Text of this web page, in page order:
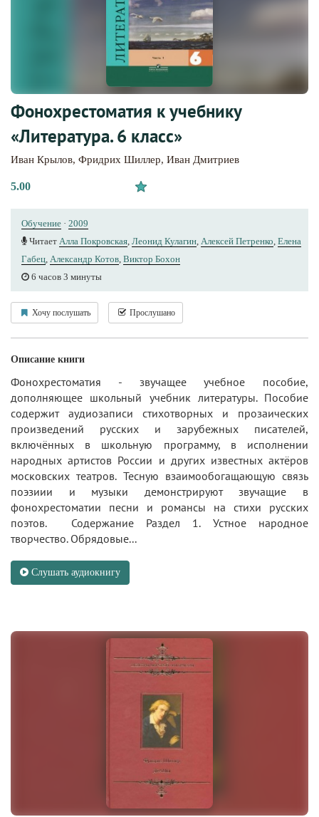
Фонохрестоматия к учебнику
«Литература. 6 класс»
Иван Крылов, Фридрих Шиллер, Иван Дмитриев
5.00
Обучение · 2009
Читает Алла Покровская Леонид Кулагин Алексей Петренко Елена
Габец Александр Котов Виктор Бохон
6 часов 3 минуты
Хочу послушать Прослушано
Описание книги
Фонохрестоматия - звучащее учебное пособие,
дополняющее школьный учебник литературы. Пособие
содержит аудиозаписи стихотворных и прозаических
произведений русских и зарубежных писателей,
включённых в школьную программу, в исполнении
народных артистов России и других известных актёров
московских театров. Тесную взаимообогащающую связь
поэзиии и музыки демонстрируют звучащие в
фонохрестоматии песни и романсы на стихи русских
поэтов. Содержание Раздел 1. Устное народное
творчество. Обрядовые...
Слушать аудиокнигу